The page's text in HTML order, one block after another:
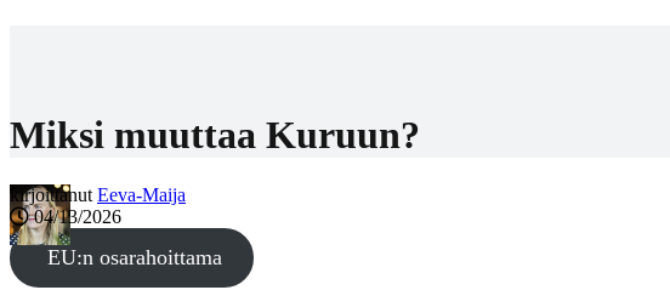
Miksi muuttaa Kuruun?
kirjoittanut Eeva-Maija
04/13/2026
EU:n osarahoittama